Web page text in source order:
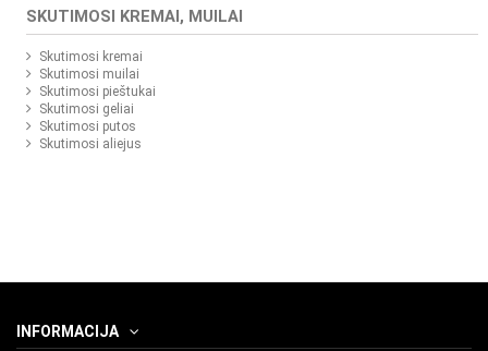
SKUTIMOSI KREMAI, MUILAI
Skutimosi kremai
Skutimosi muilai
Skutimosi pieštukai
Skutimosi geliai
Skutimosi putos
Skutimosi aliejus
INFORMACIJA